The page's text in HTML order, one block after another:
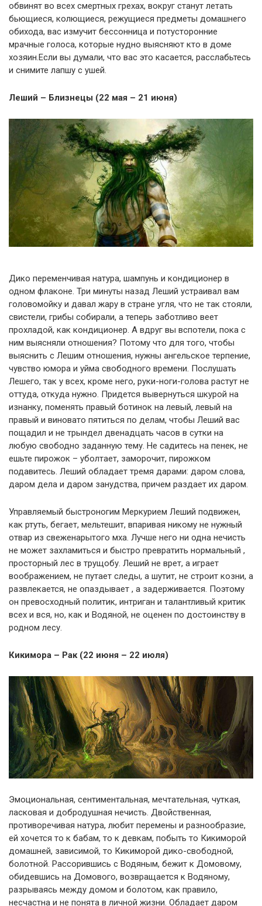
обвинят во всех смертных грехах, вокруг станут летать
бьющиеся, колющиеся, режущиеся предметы домашнего
обихода, вас измучит бессонница и потусторонние
мрачные голоса, которые нудно выясняют кто в доме
хозяин.Если вы думали, что вас это касается, расслабьтесь
и снимите лапшу с ушей.
Леший – Близнецы (22 мая – 21 июня)
Дико переменчивая натура, шампунь и кондиционер в
одном флаконе. Три минуты назад Леший устраивал вам
головомойку и давал жару в стране угля, что не так стояли,
свистели, грибы собирали, а теперь заботливо веет
прохладой, как кондиционер. А вдруг вы вспотели, пока с
ним выясняли отношения? Потому что для того, чтобы
выяснить с Лешим отношения, нужны ангельское терпение,
чувство юмора и уйма свободного времени. Послушать
Лешего, так у всех, кроме него, руки-ноги-голова растут не
оттуда, откуда нужно. Придется вывернуться шкурой на
изнанку, поменять правый ботинок на левый, левый на
правый и виновато пятиться по делам, чтобы Леший вас
пощадил и не трындел двенадцать часов в сутки на
любую свободно заданную тему. Не садитесь на пенек, не
ешьте пирожок – уболтает, заморочит, пирожком
подавитесь. Леший обладает тремя дарами: даром слова,
даром дела и даром занудства, причем раздает их даром.
Управляемый быстроногим Меркурием Леший подвижен,
как ртуть, бегает, мельтешит, впаривая никому не нужный
отвар из свеженарытого мха. Лучше него ни одна нечисть
не может захламиться и быстро превратить нормальный ,
просторный лес в трущобу. Леший не врет, а играет
воображением, не путает следы, а шутит, не строит козни, а
развлекается, не опаздывает , а задерживается. Поэтому
он превосходный политик, интриган и талантливый критик
всех и вся, но, как и Водяной, не оценен по достоинству в
родном лесу.
Кикимора – Рак (22 июня – 22 июля)
Эмоциональная, сентиментальная, мечтательная, чуткая,
ласковая и добродушная нечисть. Двойственная,
противоречивая натура, любит перемены и разнообразие,
ей хочется то к бабам, то к девкам, побыть то Кикиморой
домашней, зависимой, то Кикиморой дико-свободной,
болотной. Рассорившись с Водяным, бежит к Домовому,
обидевшись на Домового, возвращается к Водяному,
разрываясь между домом и болотом, как правило,
несчастна и не понята в личной жизни. Обладает даром